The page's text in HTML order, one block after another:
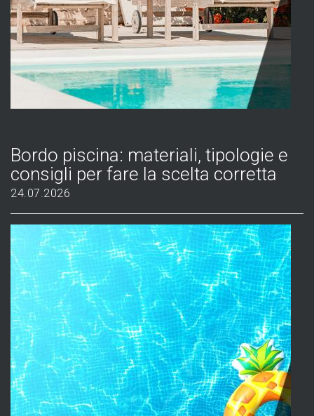
Bordo piscina: materiali, tipologie e
consigli per fare la scelta corretta
24.07.2026